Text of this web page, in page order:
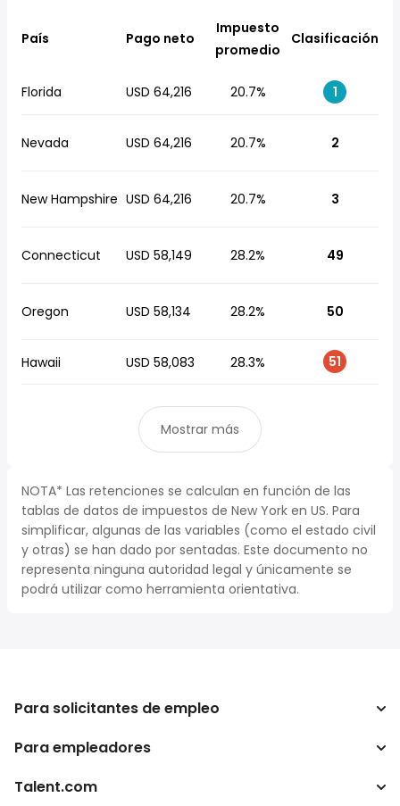
País Pago neto
Impuesto
promedio
Clasificación
Florida USD 64,216 20.7% 1
Nevada USD 64,216 20.7% 2
New Hampshire USD 64,216 20.7% 3
Connecticut USD 58,149 28.2% 49
Oregon USD 58,134 28.2% 50
Hawaii USD 58,083 28.3% 51
Mostrar más
NOTA* Las retenciones se calculan en función de las
tablas de datos de impuestos de New York en US. Para
simplificar, algunas de las variables (como el estado civil
y otras) se han dado por sentadas. Este documento no
representa ninguna autoridad legal y únicamente se
podrá utilizar como herramienta orientativa.
Para solicitantes de empleo
Buscador de trabajo
Para empleadores
Empresa
Talent.com